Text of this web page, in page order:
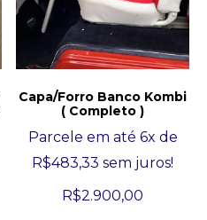
Capa/Forro Banco Kombi
( Completo )
Parcele em até 6x de
R$483,33 sem juros!
R$2.900,00